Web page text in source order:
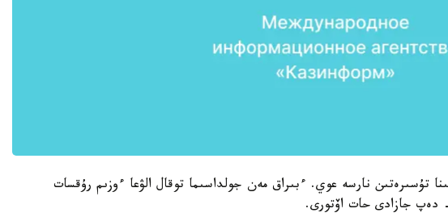
تۇسىرەتىن نارسە عوي. ءبىراق مەن جولداسىما توقال الۋعا ءوزىم رۇقسات
- دەپ جازادى حات اۆتورى.